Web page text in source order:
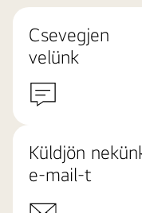
Csevegjen
velünk
Küldjön
e-mail-t